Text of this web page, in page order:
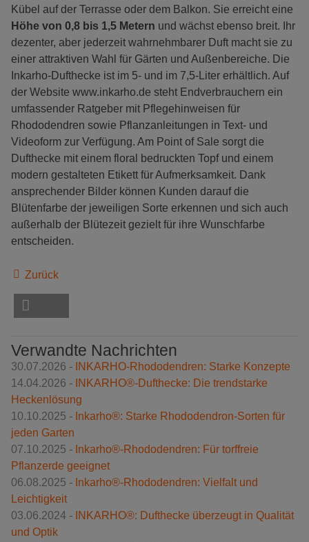
Kübel auf der Terrasse oder dem Balkon. Sie erreicht eine
Höhe von 0,8 bis 1,5 Metern und wächst ebenso breit. Ihr
dezenter, aber jederzeit wahrnehmbarer Duft macht sie zu
einer attraktiven Wahl für Gärten und Außenbereiche. Die
Inkarho-Dufthecke ist im 5- und im 7,5-Liter erhältlich. Auf
der Website www.inkarho.de steht Endverbrauchern ein
umfassender Ratgeber mit Pflegehinweisen für
Rhododendren sowie Pflanzanleitungen in Text- und
Videoform zur Verfügung. Am Point of Sale sorgt die
Dufthecke mit einem floral bedruckten Topf und einem
modern gestalteten Etikett für Aufmerksamkeit. Dank
ansprechender Bilder können Kunden darauf die
Blütenfarbe der jeweiligen Sorte erkennen und sich auch
außerhalb der Blütezeit gezielt für ihre Wunschfarbe
entscheiden.
Zurück
Verwandte Nachrichten
30.07.2026 - INKARHO-Rhododendren: Starke Konzepte
14.04.2026 - INKARHO®-Dufthecke: Die trendstarke
Heckenlösung
10.10.2025 - Inkarho®: Starke Rhododendron-Sorten für
jeden Garten
07.10.2025 - Inkarho®-Rhododendren: Für torffreie
Pflanzerde geeignet
06.08.2025 - Inkarho®-Rhododendren: Vielfalt und
Leichtigkeit
03.06.2024 - INKARHO®: Dufthecke überzeugt in Qualität
und Optik